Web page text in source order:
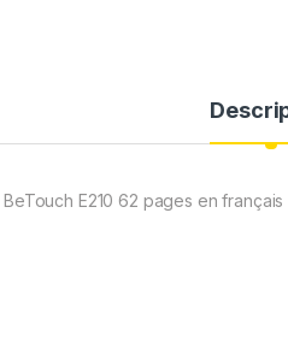
E210 62 pages en français